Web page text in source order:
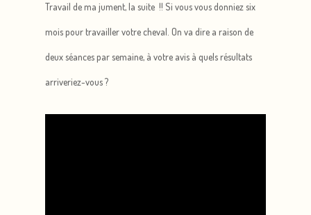
Travail de ma jument, la suite !! Si vous vous donniez six
mois pour travailler votre cheval. On va dire a raison de
deux séances par semaine, à votre avis à quels résultats
arriveriez-vous ?